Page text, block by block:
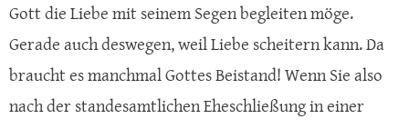
Gott die Liebe mit seinem Segen begleiten möge.
Gerade auch deswegen, weil Liebe scheitern kann. Da
braucht es manchmal Gottes Beistand! Wenn Sie also
nach der standesamtlichen Eheschließung in einer